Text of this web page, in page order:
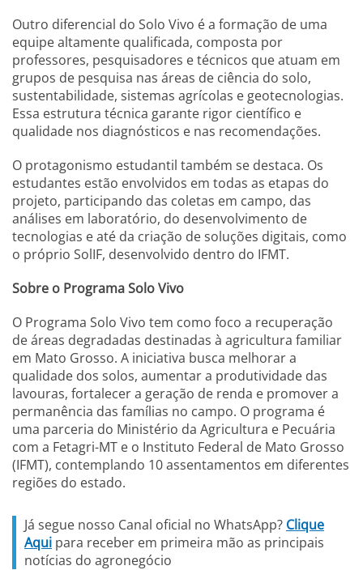
Outro diferencial do Solo Vivo é a formação de uma
equipe altamente qualificada, composta por
professores, pesquisadores e técnicos que atuam em
grupos de pesquisa nas áreas de ciência do solo,
sustentabilidade, sistemas agrícolas e geotecnologias.
Essa estrutura técnica garante rigor científico e
qualidade nos diagnósticos e nas recomendações.
O protagonismo estudantil também se destaca. Os
estudantes estão envolvidos em todas as etapas do
projeto, participando das coletas em campo, das
análises em laboratório, do desenvolvimento de
tecnologias e até da criação de soluções digitais, como
o próprio SolIF, desenvolvido dentro do IFMT.
Sobre o Programa Solo Vivo
O Programa Solo Vivo tem como foco a recuperação
de áreas degradadas destinadas à agricultura familiar
em Mato Grosso. A iniciativa busca melhorar a
qualidade dos solos, aumentar a produtividade das
lavouras, fortalecer a geração de renda e promover a
permanência das famílias no campo. O programa é
uma parceria do Ministério da Agricultura e Pecuária
com a Fetagri-MT e o Instituto Federal de Mato Grosso
(IFMT), contemplando 10 assentamentos em diferentes
regiões do estado.
Já segue nosso Canal oficial no WhatsApp? Clique
Aqui para receber em primeira mão as principais
notícias do agronegócio